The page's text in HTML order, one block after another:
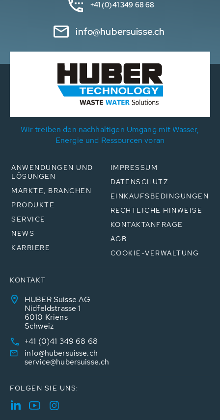
+41 (0)41 349 68 68
info@hubersuisse.ch
Wir treiben den nachhaltigen Umgang mit Wasser,
Energie und Ressourcen voran
ANWENDUNGEN UND
LÖSUNGEN
MÄRKTE, BRANCHEN
PRODUKTE
SERVICE
NEWS
KARRIERE
IMPRESSUM
DATENSCHUTZ
EINKAUFSBEDINGUNGEN
RECHTLICHE HINWEISE
KONTAKTANFRAGE
AGB
COOKIE-VERWALTUNG
KONTAKT
HUBER Suisse AG
Nidfeldstrasse 1
6010 Kriens
Schweiz
+41 (0)41 349 68 68
info@hubersuisse.ch
service@hubersuisse.ch
FOLGEN SIE UNS: